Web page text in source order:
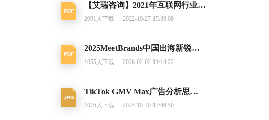
【艾瑞咨询】2021年互联网行业挑战与机遇白皮书
2091 人下载 2022-10-27 15:39:08
2025MeetBrands中国出海新锐消费品牌榜单报告
1055人下载 2026-02-02 11:14:22
TikTok GMV Max广告分析思路及调整建议
1076人下载 2025-10-30 17:49:50